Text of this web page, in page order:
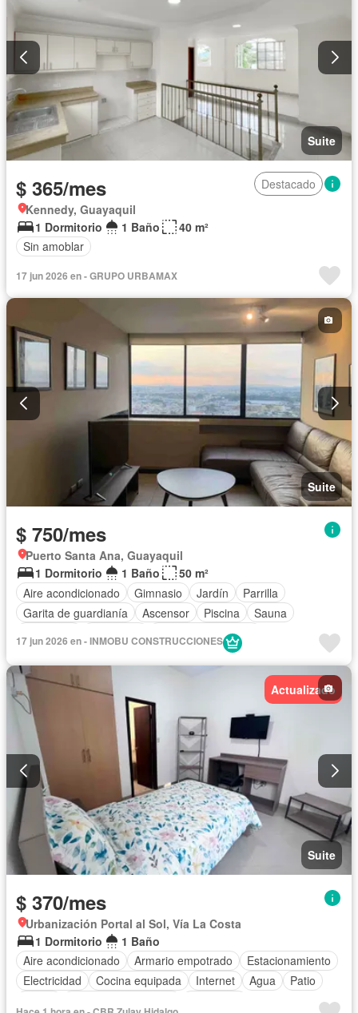
Suite
$ 365/mes
Destacado
Kennedy, Guayaquil
1 Dormitorio
1 Baño
40 m²
Sin amoblar
17 jun 2026 en - GRUPO URBAMAX
Suite
$ 750/mes
Puerto Santa Ana, Guayaquil
1 Dormitorio
1 Baño
50 m²
Aire acondicionado
Gimnasio Jardín
Parrilla
Garita de guardianía
Ascensor Piscina
Sauna
Armario empotrado
Cocina equipada
Cocina integral
Completamente amoblado
17 jun 2026 en - INMOBU CONSTRUCCIONES
Actualizado
Suite
$ 370/mes
Urbanización Portal al Sol, Vía La Costa
1 Dormitorio
1 Baño
Aire acondicionado
Armario empotrado
Estacionamiento
Electricidad
Cocina equipada Internet Agua
Patio